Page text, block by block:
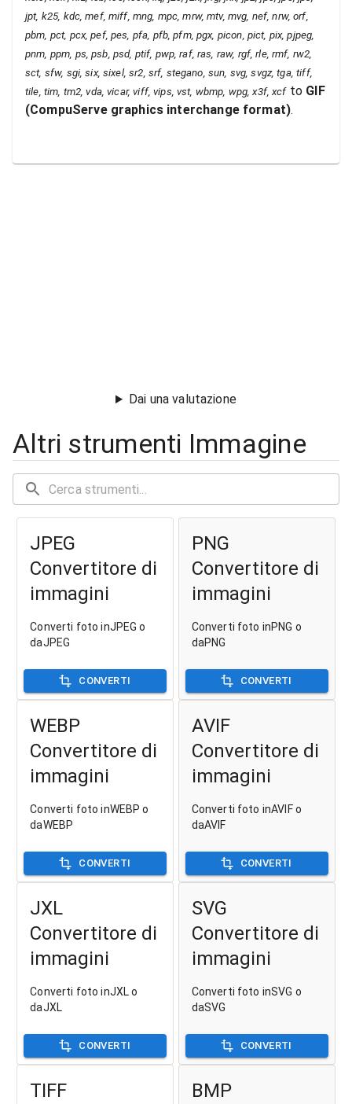
jpt, k25, kdc, mef, miff, mng, mpc, mrw, mtv, mvg, nef, nrw, orf,
pbm, pct, pcx, pef, pes, pfa, pfb, pfm, pgx, picon, pict, pix, pjpeg,
pnm, ppm, ps, psb, psd, ptif, pwp, raf, ras, raw, rgf, rle, rmf, rw2,
sct, sfw, sgi, six, sixel, sr2, srf, stegano, sun, svg, svgz, tga, tiff,
tile, tim, tm2, vda, vicar, viff, vips, vst, wbmp, wpg, x3f, xcfto GIF
(CompuServe graphics interchange format).
Dai una valutazione
Altri strumenti Immagine
JPEG
Convertitore di
immagini
Converti foto inJPEG o
daJPEG
CONVERTI
PNG
Convertitore di
immagini
Converti foto inPNG o
daPNG
CONVERTI
WEBP
Convertitore di
immagini
Converti foto inWEBP o
daWEBP
CONVERTI
AVIF
Convertitore di
immagini
Converti foto inAVIF o
daAVIF
CONVERTI
JXL
Convertitore di
immagini
Converti foto inJXL o
daJXL
CONVERTI
SVG
Convertitore di
immagini
Converti foto inSVG o
daSVG
CONVERTI
TIFF
BMP